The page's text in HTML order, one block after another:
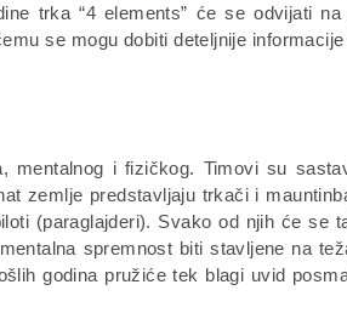
trka “4 elements” će se odvijati
se mogu dobiti deteljnije
mentalnog i fizičkog. Timovi su
zemlje predstavljaju trkači i
(paraglajderi). Svako od njih će se
spremnost biti stavljene na
godina pružiće tek blagi uvid